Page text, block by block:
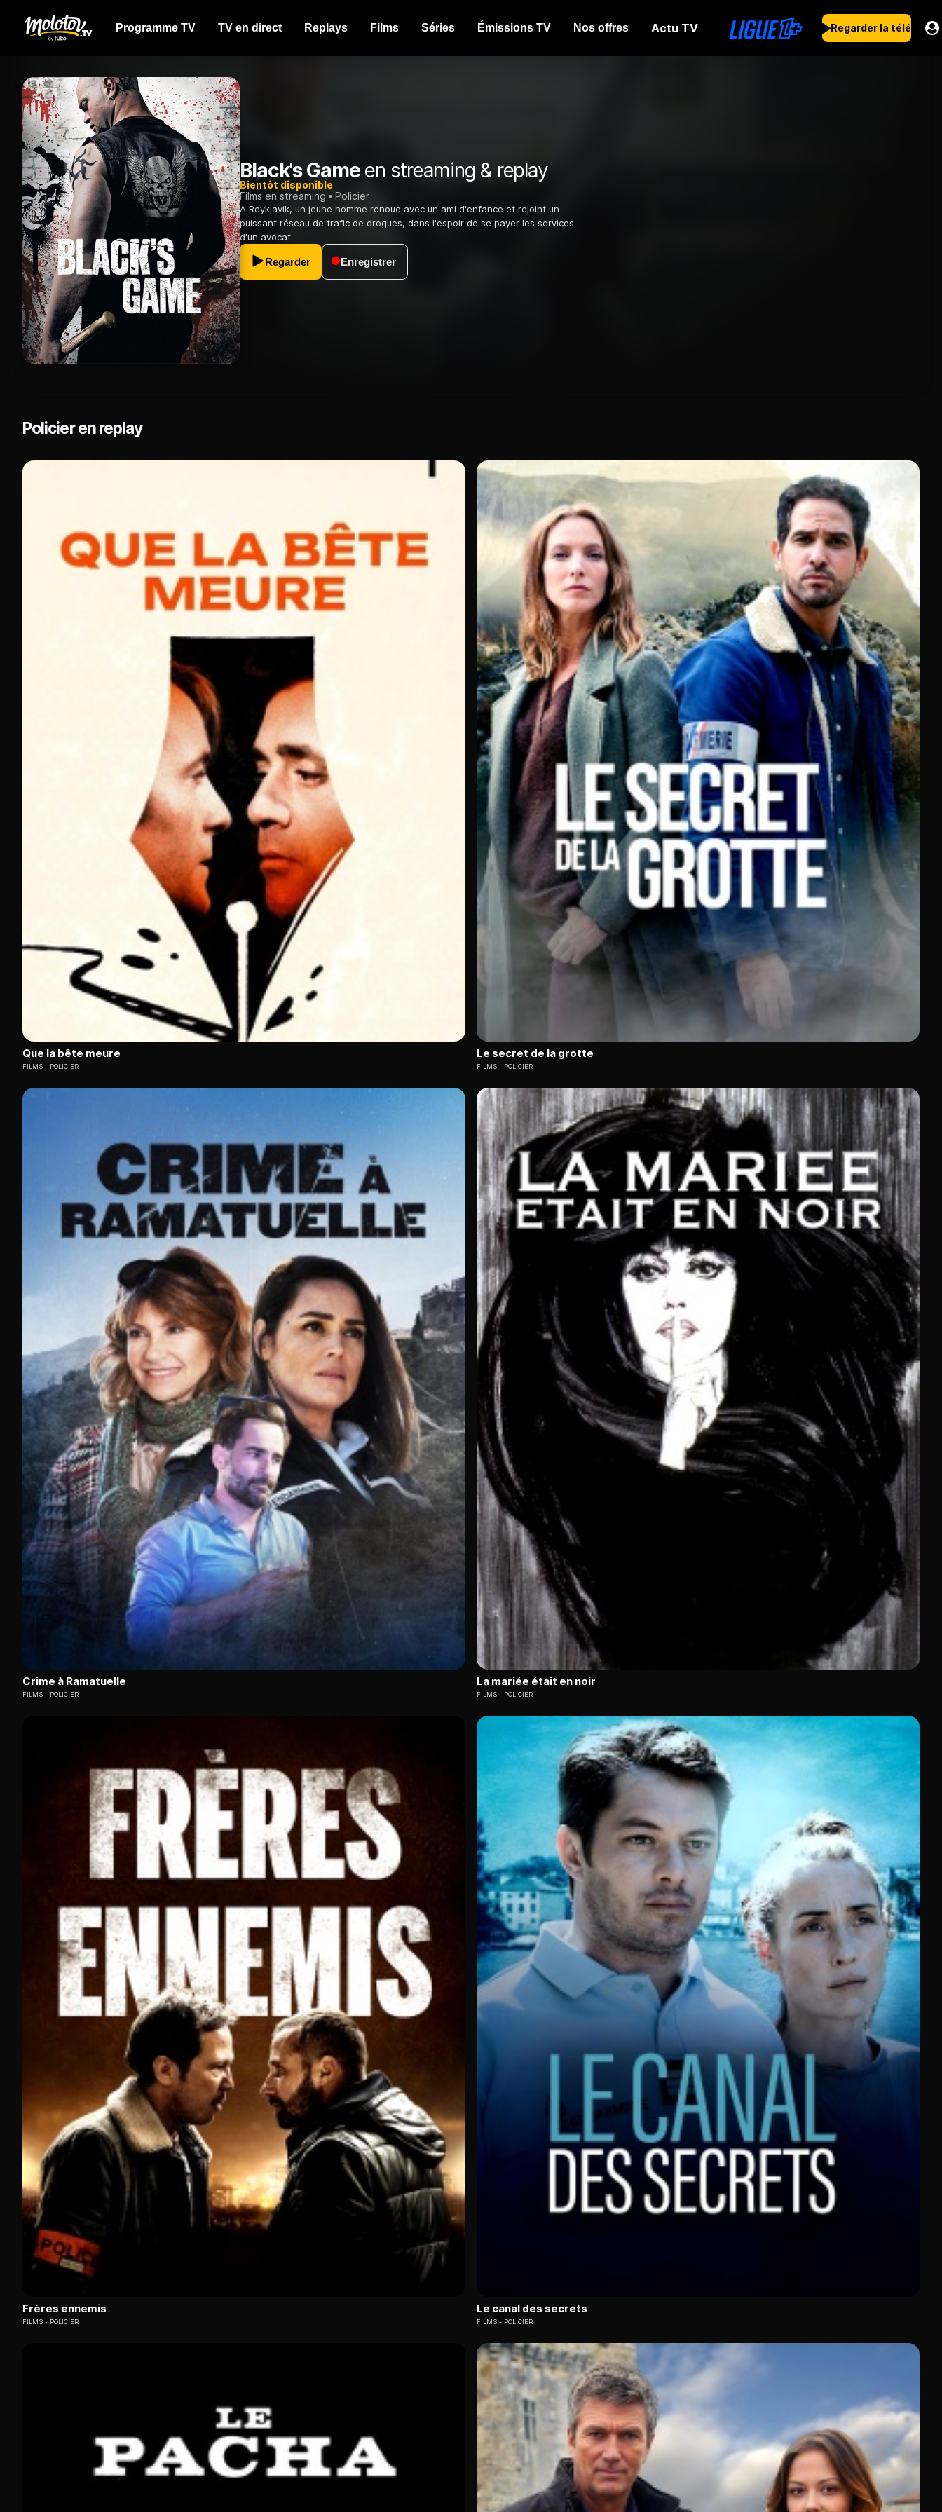
Programme TV TV en direct Replays Films Séries Émissions TV Nos offres Actu TV Regarder la télé
Black's Gameen streaming & replay
Bientôt disponible
Films en streaming
Policier
A Reykjavik, un jeune homme renoue avec un ami d'enfance et rejoint un
puissant réseau de trafic de drogues, dans l'espoir de se payer les services
d'un avocat.
Regarder Enregistrer
Policier en replay
Que la bête meure
FILMS POLICIER
Le secret de la grotte
FILMS POLICIER
Crime à Ramatuelle
FILMS POLICIER
La mariée était en noir
FILMS POLICIER
Frères ennemis
FILMS POLICIER
Le canal des secrets
FILMS POLICIER